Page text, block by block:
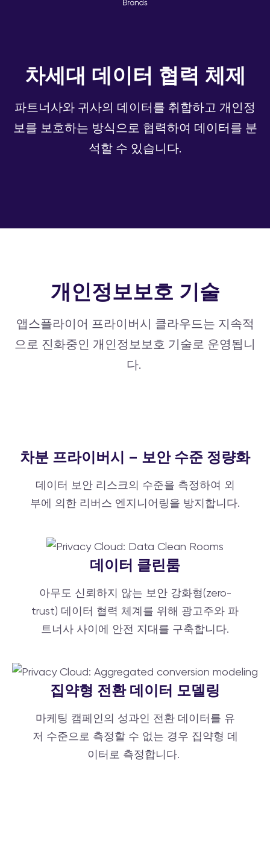
차세대 데이터 협력 체제
파트너사와 귀사의 데이터를 취합하고 개인정
보를 보호하는 방식으로 협력하여 데이터를 분
석할 수 있습니다.
개인정보보호 기술
앱스플라이어 프라이버시 클라우드는 지속적
으로 진화중인 개인정보보호 기술로 운영됩니
다.
차분 프라이버시 – 보안 수준 정량화
데이터 보안 리스크의 수준을 측정하여 외
부에 의한 리버스 엔지니어링을 방지합니다.
데이터 클린룸
아무도 신뢰하지 않는 보안 강화형(zero-
trust) 데이터 협력 체계를 위해 광고주와 파
트너사 사이에 안전 지대를 구축합니다.
집약형 전환 데이터 모델링
마케팅 캠페인의 성과인 전환 데이터를 유
저 수준으로 측정할 수 없는 경우 집약형 데
이터로 측정합니다.